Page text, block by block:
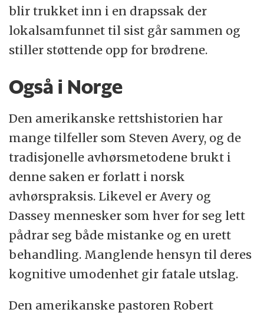
blir trukket inn i en drapssak der
lokalsamfunnet til sist går sammen og
stiller støttende opp for brødrene.
Også i Norge
Den amerikanske rettshistorien har
mange tilfeller som Steven Avery, og de
tradisjonelle avhørsmetodene brukt i
denne saken er forlatt i norsk
avhørspraksis. Likevel er Avery og
Dassey mennesker som hver for seg lett
pådrar seg både mistanke og en urett
behandling. Manglende hensyn til deres
kognitive umodenhet gir fatale utslag.
Den amerikanske pastoren Robert